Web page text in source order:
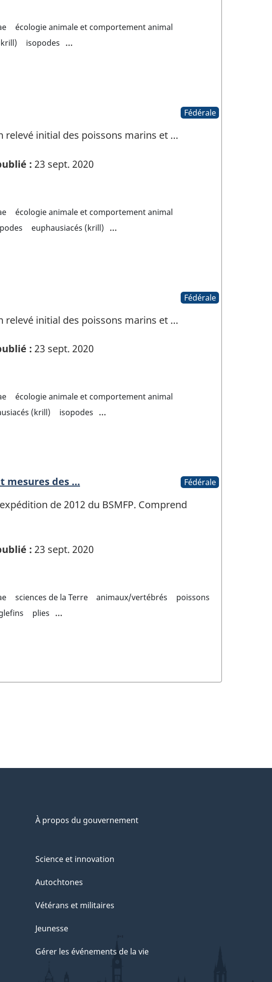
écologie animale et comportement animal
isopodes ...
Fédérale
relevé initial des poissons marins et …
: 23 sept. 2020
écologie animale et comportement animal
euphausiacés (krill) ...
Fédérale
relevé initial des poissons marins et …
: 23 sept. 2020
écologie animale et comportement animal
(krill) isopodes ...
mesures des … Fédérale
de 2012 du BSMFP. Comprend
: 23 sept. 2020
sciences de la Terre animaux/vertébrés
poissons
plies ...
À propos du gouvernement
Science et innovation
Autochtones
Vétérans et militaires
Jeunesse
Gérer les événements de la vie